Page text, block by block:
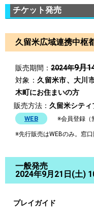
チケット発売
久留米広域連携中
販売期間： 2024年9月
対象：久留米市、大川
木町にお住まいの方
販売方法： 久留米シティ
WEB ※会員登録（
※先行販売はWEBのみ。窓
一般発売
2024年9月21日(土)
プレイガイド